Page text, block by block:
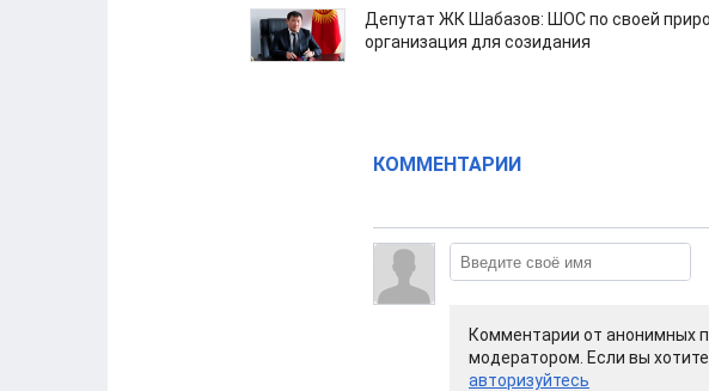
Депутат ЖК Шабазов: ШОС по своей
организация для созидания
КОММЕНТАРИИ
Комментарии от анонимных
модератором. Если вы
авторизуйтесь